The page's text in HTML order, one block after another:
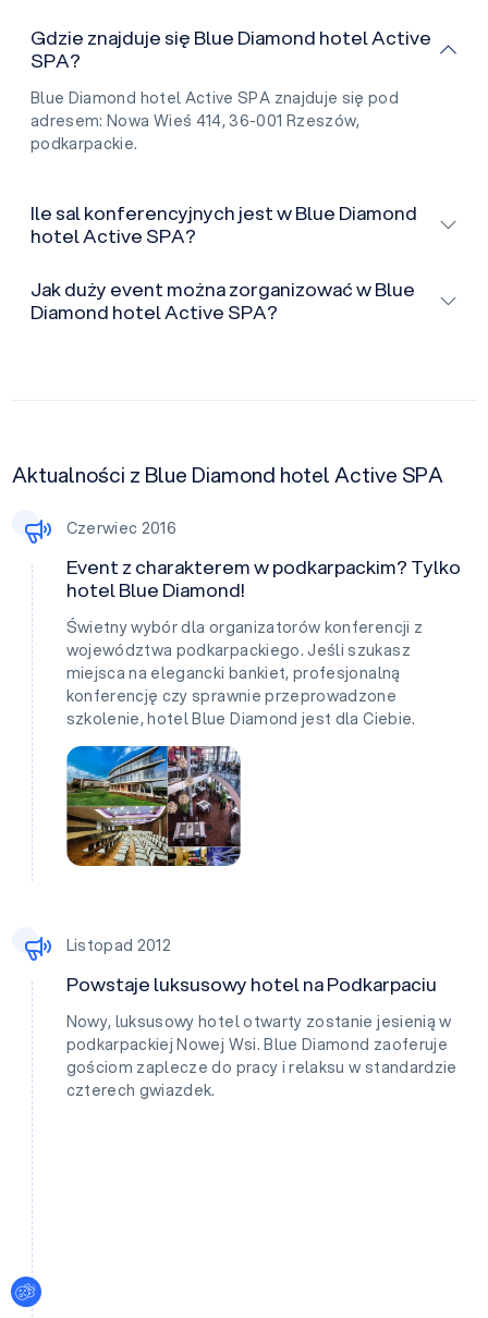
Gdzie znajduje się Blue Diamond hotel Active
SPA?
Blue Diamond hotel Active SPA znajduje się pod
adresem: Nowa Wieś 414, 36-001 Rzeszów,
podkarpackie.
Ile sal konferencyjnych jest w Blue Diamond
hotel Active SPA?
Jak duży event można zorganizować w Blue
Diamond hotel Active SPA?
Aktualności z Blue Diamond hotel Active SPA
Czerwiec 2016
Event z charakterem w podkarpackim? Tylko
hotel Blue Diamond!
Świetny wybór dla organizatorów konferencji z
województwa podkarpackiego. Jeśli szukasz
miejsca na elegancki bankiet, profesjonalną
konferencję czy sprawnie przeprowadzone
szkolenie, hotel Blue Diamond jest dla Ciebie.
Listopad 2012
Powstaje luksusowy hotel na Podkarpaciu
Nowy, luksusowy hotel otwarty zostanie jesienią w
podkarpackiej Nowej Wsi. Blue Diamond zaoferuje
gościom zaplecze do pracy i relaksu w standardzie
czterech gwiazdek.
Ustawienia plików cookies